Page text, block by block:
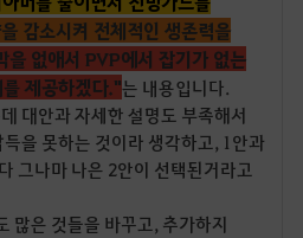
감소시켜 전체적인 생존력을
을 없애서 PVP에서 잡기가 없는
제공하겠다."는 내용입니다.
대안과 자세한 설명도 부족해서
을 못하는 것이라 생각하고, 1안과
그나마 나은 2안이 선택된거라고
많은 것들을 바꾸고, 추가하지